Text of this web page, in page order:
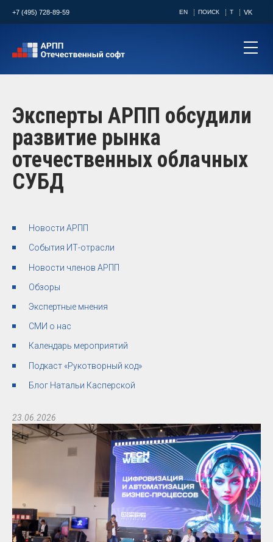
+7 (495) 728-89-59 EN ПОИСК T VK
Эксперты АРПП обсудили
развитие рынка
отечественных облачных
СУБД
Новости АРПП
События ИТ-отрасли
Новости членов АРПП
Обзоры
Экспертные мнения
СМИ о нас
Календарь мероприятий
Подкаст «Рукотворный код»
Блог Натальи Касперской
23.06.2026